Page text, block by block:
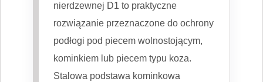
nierdzewnej D1 to praktyczne
rozwiązanie przeznaczone do ochrony
podłogi pod piecem wolnostojącym,
kominkiem lub piecem typu koza.
Stalowa podstawa kominkowa